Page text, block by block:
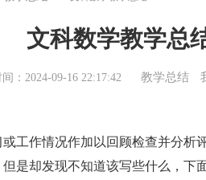
文科数学教学总
间：2024-09-16 22:17:42 教学总结
作情况作加以回顾检查并分析
是却发现不知道该写些什么，下